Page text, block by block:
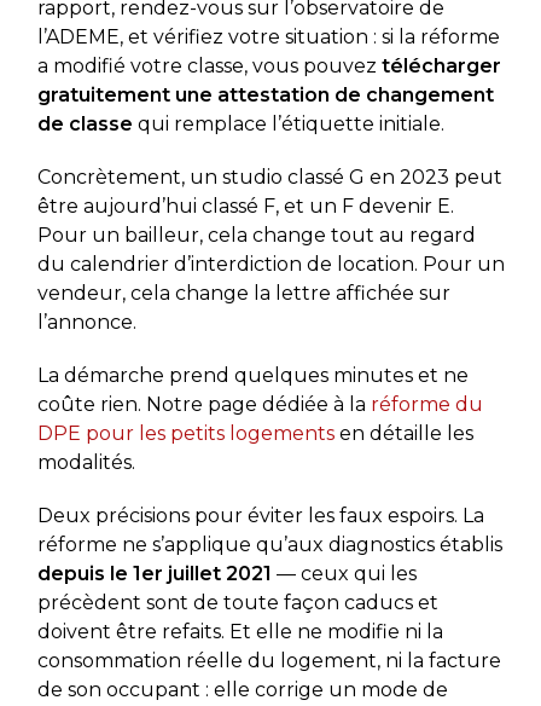
rapport, rendez-vous sur l’observatoire de
l’ADEME, et vérifiez votre situation : si la réforme
a modifié votre classe, vous pouvez télécharger
gratuitement une attestation de changement
de classe qui remplace l’étiquette initiale.
Concrètement, un studio classé G en 2023 peut
être aujourd’hui classé F, et un F devenir E.
Pour un bailleur, cela change tout au regard
du calendrier d’interdiction de location. Pour un
vendeur, cela change la lettre affichée sur
l’annonce.
La démarche prend quelques minutes et ne
coûte rien. Notre page dédiée à la réforme du
DPE pour les petits logementsen détaille les
modalités.
Deux précisions pour éviter les faux espoirs. La
réforme ne s’applique qu’aux diagnostics établis
depuis le 1er juillet 2021 — ceux qui les
précèdent sont de toute façon caducs et
doivent être refaits. Et elle ne modifie ni la
consommation réelle du logement, ni la facture
de son occupant : elle corrige un mode de